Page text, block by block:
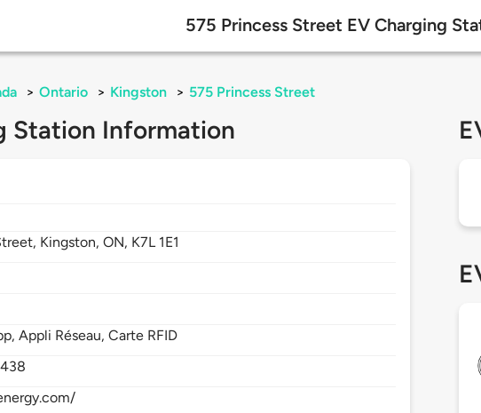
575 Princess Street EV Charging
> Ontario > Kingston > 575 Princess Street
Station Information
Kingston,ON, K7L 1E1
Appli Réseau, Carte RFID